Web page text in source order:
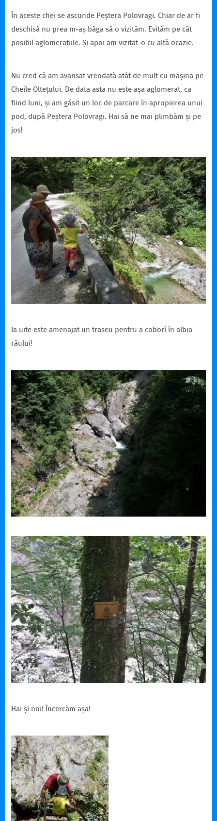
În aceste chei se ascunde Peștera Polovragi. Chiar de ar fi
deschisă nu prea m-aș băga să o vizităm. Evităm pe cât
posibil aglomerațiile. Și apoi am vizitat-o cu altă ocazie.
Nu cred că am avansat vreodată atât de mult cu mașina pe
Cheile Oltețului. De data asta nu este așa aglomerat, ca
fiind luni, și am găsit un loc de parcare în apropierea unui
pod, după Peștera Polovragi. Hai să ne mai plimbăm și pe
jos!
Ia uite este amenajat un traseu pentru a coborî în albia
râului!
Hai și noi! Încercăm așa!